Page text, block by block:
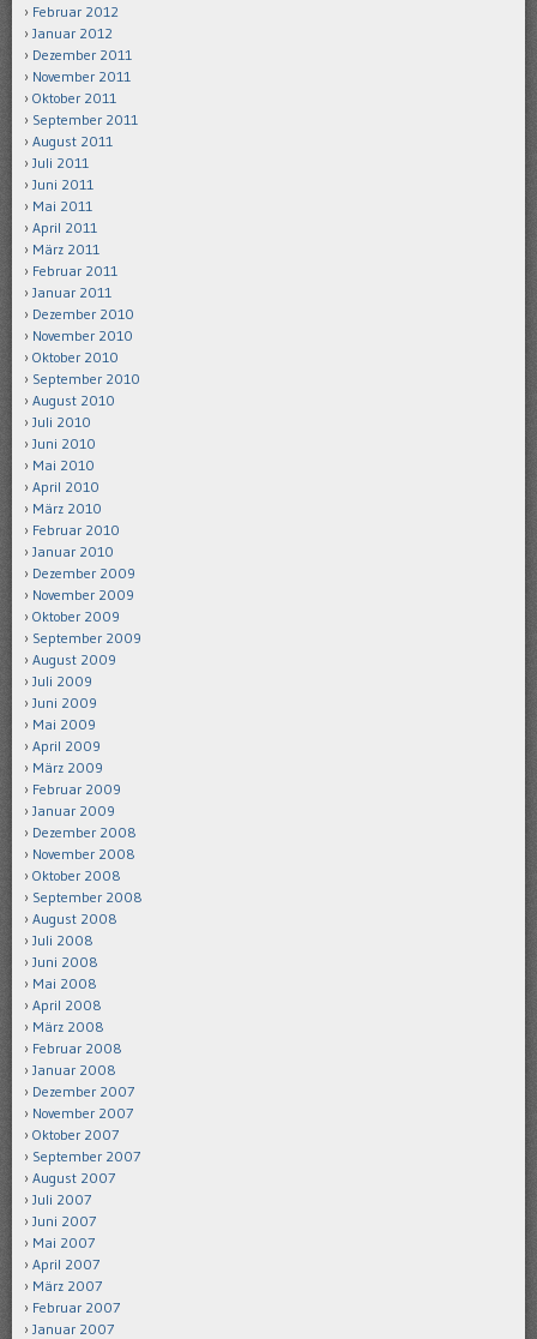
Februar 2012
Januar 2012
Dezember 2011
November 2011
Oktober 2011
September 2011
August 2011
Juli 2011
Juni 2011
Mai 2011
April 2011
März 2011
Februar 2011
Januar 2011
Dezember 2010
November 2010
Oktober 2010
September 2010
August 2010
Juli 2010
Juni 2010
Mai 2010
April 2010
März 2010
Februar 2010
Januar 2010
Dezember 2009
November 2009
Oktober 2009
September 2009
August 2009
Juli 2009
Juni 2009
Mai 2009
April 2009
März 2009
Februar 2009
Januar 2009
Dezember 2008
November 2008
Oktober 2008
September 2008
August 2008
Juli 2008
Juni 2008
Mai 2008
April 2008
März 2008
Februar 2008
Januar 2008
Dezember 2007
November 2007
Oktober 2007
September 2007
August 2007
Juli 2007
Juni 2007
Mai 2007
April 2007
März 2007
Februar 2007
Januar 2007